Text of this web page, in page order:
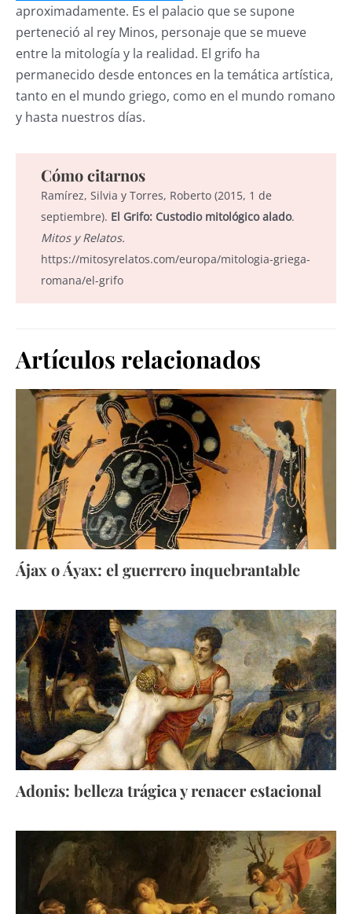
aproximadamente. Es el palacio que se supone
perteneció al rey Minos, personaje que se mueve
entre la mitología y la realidad. El grifo ha
permanecido desde entonces en la temática artística,
tanto en el mundo griego, como en el mundo romano
y hasta nuestros días.
Cómo citarnos
Ramírez, Silvia y Torres, Roberto (2015, 1 de
septiembre). El Grifo: Custodio mitológico alado.
Mitos y Relatos.
https://mitosyrelatos.com/europa/mitologia-griega-
romana/el-grifo
Artículos relacionados
Ájax o Áyax: el guerrero inquebrantable
Adonis: belleza trágica y renacer estacional